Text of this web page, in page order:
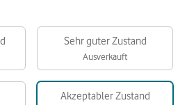
Sehr guter Zustand
Ausverkauft
Akzeptabler Zustand